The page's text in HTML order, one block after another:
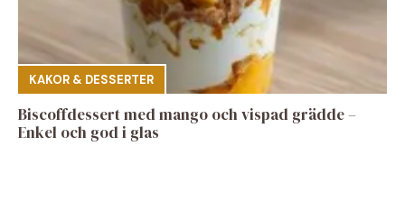
KAKOR & DESSERTER
Biscoffdessert med mango och vispad grädde –
Enkel och god i glas